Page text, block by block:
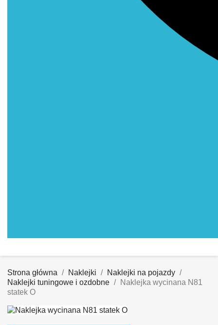
Strona główna Naklejki
Naklejki na pojazdy
Naklejki tuningowe i ozdobne
Naklejka wycinana N81
statek O